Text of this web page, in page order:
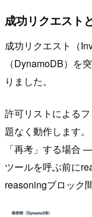
成功リクエスト
成功リクエスト（
（DynamoDB）を
りました。
許可リストによる
題なく動作します
「再考」する場合
ツールを呼ぶ前に
reasoningブロック